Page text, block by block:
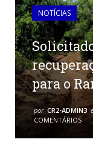
NOTÍCIAS
para o
por CR2-ADMIN3
COMENTÁRIOS